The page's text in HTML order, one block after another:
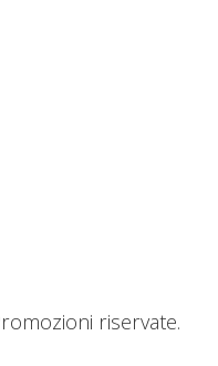
riservate.